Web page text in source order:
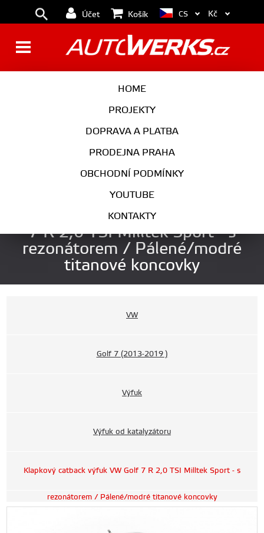
Účet Košík
HOME
PROJEKTY
DOPRAVA A PLATBA
PRODEJNA PRAHA
OBCHODNÍ PODMÍNKY
YOUTUBE
KONTAKTY
CS Kč
PODVOZEK
VÝFUK
INTERIÉR
AUTOKOSMETIKA
Klapkový catback výfuk VW Golf
7 R 2,0 TSI Milltek Sport - s
rezonátorem / Pálené/modré
titanové koncovky
VW
Golf 7 (2013-2019 )
Výfuk
Výfuk od katalyzátoru
Klapkový catback výfuk VW Golf 7 R 2,0 TSI Milltek Sport - s
rezonátorem / Pálené/modré titanové koncovky